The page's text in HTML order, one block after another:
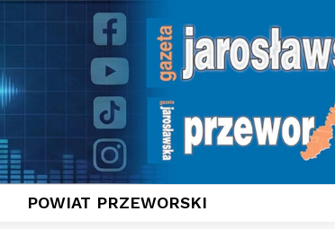
POWIAT PRZEWORSKI